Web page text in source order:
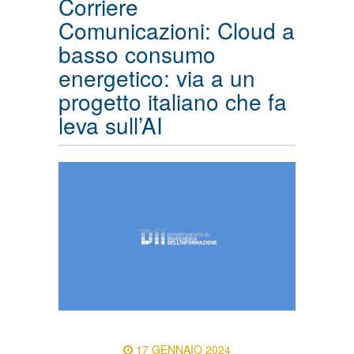
Corriere
Comunicazioni: Cloud a
basso consumo
energetico: via a un
progetto italiano che fa
leva sull’AI
17 GENNAIO 2024